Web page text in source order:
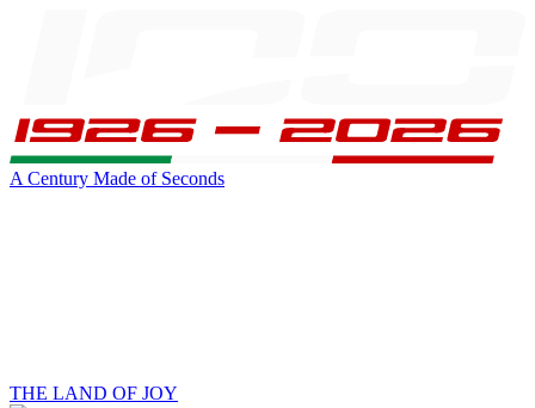
A Century Made of Seconds
THE LAND OF JOY